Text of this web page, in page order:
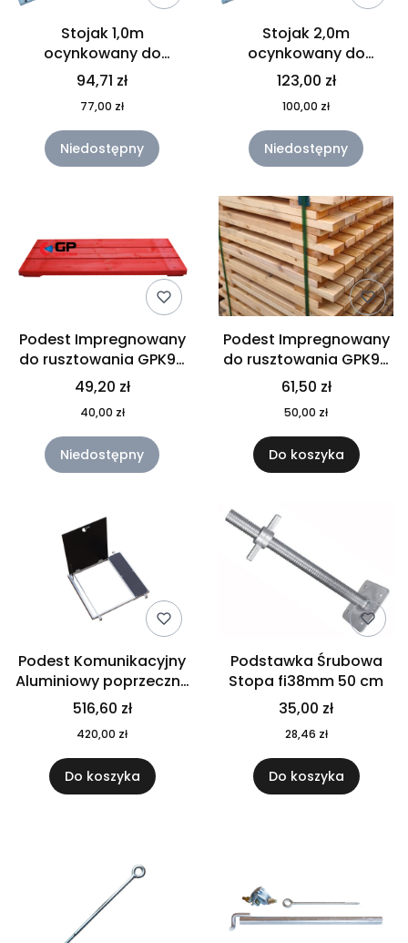
Stojak 1,0m
ocynkowany do
rusztowania GPK90
94,71 zł
77,00 zł
Niedostępny
Stojak 2,0m
ocynkowany do
rusztowania GPK90
123,00 zł
100,00 zł
Niedostępny
Podest Impregnowany
do rusztowania GPK90
STANDARD
49,20 zł
40,00 zł
Niedostępny
Podest Impregnowany
do rusztowania GPK90
PREMIUM C24
61,50 zł
50,00 zł
Do koszyka
Podest Komunikacyjny
Aluminiowy poprzeczny
100x90 do rusztowania
klinowego GPK-90
516,60 zł
420,00 zł
Do koszyka
Podstawka Śrubowa
Stopa fi38mm 50 cm
35,00 zł
28,46 zł
Do koszyka